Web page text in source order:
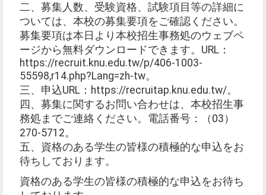
二、募集人数、受験資格、試験項目等の詳細に
ついては、本校の募集要項をご確認ください。
募集要項は本日より本校招生事務処のウェブペ
ージから無料ダウンロードできます。URL：
https://recruit.knu.edu.tw/p/406-1003-
55598,r14.php?Lang=zh-tw。
三、申込URL：https://recruitap.knu.edu.tw/。
四、募集に関するお問い合わせは、本校招生事
務処までご連絡ください。電話番号：（03）
270-5712。
五、資格のある学生の皆様の積極的な申込をお
待ちしております。
資格のある学生の皆様の積極的な申込をお待ち